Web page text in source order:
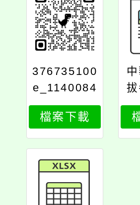
376735100
e_1140084
439_attach
4
檔案下載